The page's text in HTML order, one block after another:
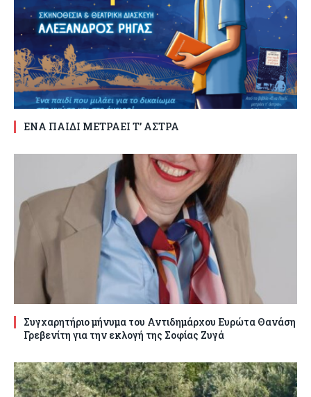
ΕΝΑ ΠΑΙΔΙ ΜΕΤΡΑΕΙ Τ’ ΑΣΤΡΑ
Συγχαρητήριο μήνυμα του Αντιδημάρχου Ευρώτα Θανάση
Γρεβενίτη για την εκλογή της Σοφίας Ζυγά